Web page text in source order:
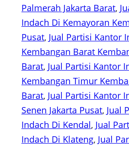
Palmerah Jakarta Barat,
Indach Di Kemayoran
Pusat, Jual Partisi Kantor
Kembangan Barat
Barat, Jual Partisi Kantor
Kembangan Timur
Barat, Jual Partisi Kantor
Senen Jakarta Pusat, Jual
Indach Di Kendal, Jual
Indach Di Klateng, Jual